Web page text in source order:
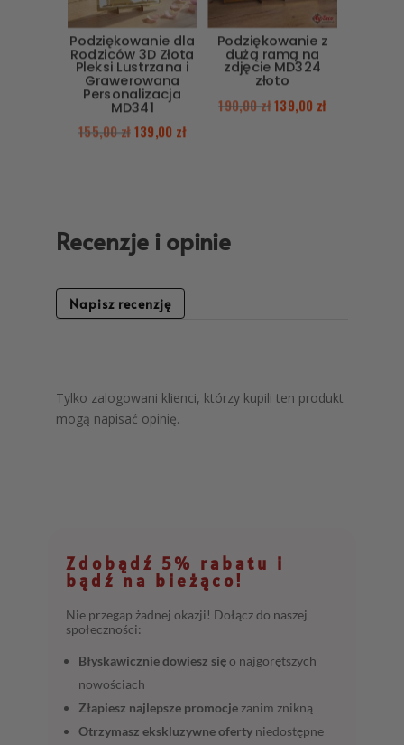
Podziękowanie dla
Rodziców 3D Złota
Pleksi Lustrzana i
Grawerowana
Personalizacja
MD341
155,00 zł 139,00 zł
Podziękowanie z
dużą ramą na
zdjęcie MD324
złoto
190,00zł139,00 zł
Recenzje i opinie
Napisz recenzję
Tylko zalogowani klienci, którzy kupili ten produkt
mogą napisać opinię.
Zdobądź 5% rabatu i
bądź na bieżąco!
Nie przegap żadnej okazji! Dołącz do naszej
społeczności:
Błyskawicznie dowiesz sięo najgorętszych
nowościach
Złapiesz najlepsze promocje zanim znikną
Otrzymasz ekskluzywne oferty niedostępne